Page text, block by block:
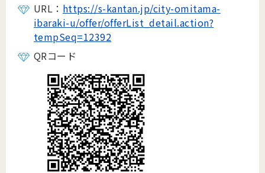
URL： https://s-kantan.jp/city-omitama-
ibaraki-u/offer/offerList_detail.action?
tempSeq=12392
QRコード